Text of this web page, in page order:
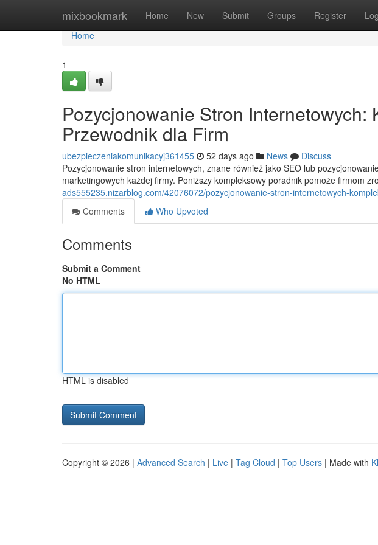
mixbookmark Home New Submit Groups Register
Home
Home
1
Pozycjonowanie Stron Internetowych:
Przewodnik dla Firm
ubezpieczeniakomunikacyj361455 52 days ago News
Discuss
Pozycjonowanie stron internetowych, znane również jako SEO lub
marketingowych każdej firmy. Poniższy kompleksowy poradnik pomoże firmom
ads555235.nizarblog.com/42076072/pozycjonowanie-stron-internetowych-
Comments
Who Upvoted
Comments
Submit a Comment
No HTML
HTML is disabled
Copyright © 2026 | Advanced Search | Live | Tag Cloud | Top Users | Made with